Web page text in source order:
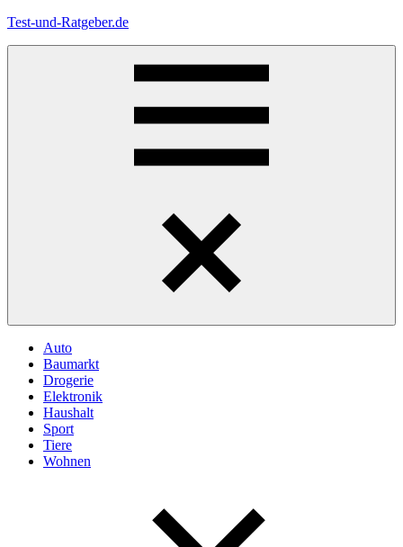
Zum
Test-und-Ratgeber.de
Auto
Baumarkt
Drogerie
Elektronik
Haushalt
Sport
Tiere
Wohnen